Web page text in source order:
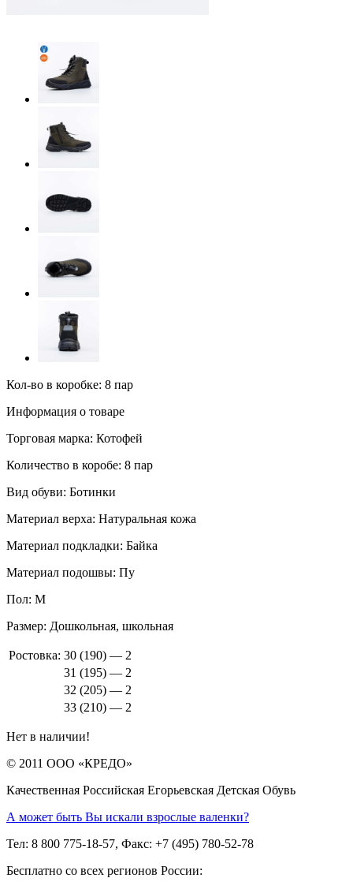
Кол-во в коробке: 8 пар
Информация о товаре
Торговая марка: Котофей
Количество в коробе: 8 пар
Вид обуви: Ботинки
Материал верха: Натуральная кожа
Материал подкладки: Байка
Материал подошвы: Пу
Пол: М
Размер: Дошкольная, школьная
Ростовка: 30 (190) — 2
31 (195) — 2
32 (205) — 2
33 (210) — 2
Нет в наличии!
© 2011 ООО «КРЕДО»
Качественная Российская Егорьевская Детская Обувь
А может быть Вы искали взрослые валенки?
Тел: 8 800 775-18-57, Факс: +7 (495) 780-52-78
Бесплатно со всех регионов России: